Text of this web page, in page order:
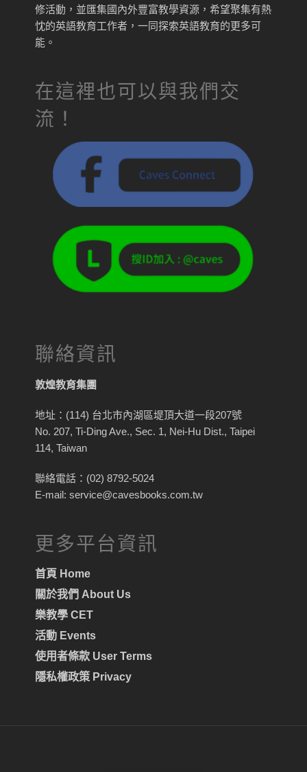
修活動，並匯集國內外豐富教學資源，希望聚集有熱
忱的英語教育工作者，一同探索英語教育的更多可
能。
在這裡也可以與我們交
流！
聯絡資訊
敦煌教育集團
地址：(114) 台北市內湖區堤頂大道一段207號
No. 207, Ti-Ding Ave., Sec. 1, Nei-Hu Dist., Taipei
114, Taiwan
聯絡電話：(02) 8792-5024
E-mail: service@cavesbooks.com.tw
更多平台資訊
首頁 Home
關於我們 About Us
樂教學 CET
活動 Events
使用者條款 User Terms
隱私權政策 Privacy